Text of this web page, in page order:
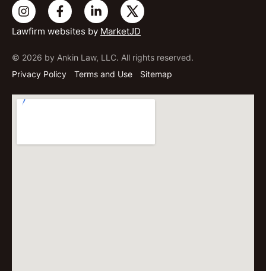
Lawfirm websites by MarketJD
© 2026 by Ankin Law, LLC. All rights reserved.
Privacy Policy
Terms and Use Sitemap